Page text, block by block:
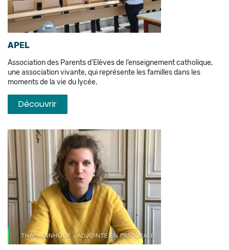
APEL
Association des Parents d’Elèves de l’enseignement catholique,
une association vivante, qui représente les familles dans les
moments de la vie du lycée.
Découvrir